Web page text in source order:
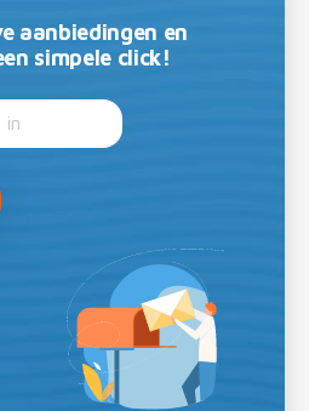
aanbiedingen en
simpele click!